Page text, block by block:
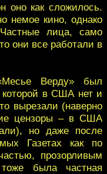
оно как сложилось.
немое кино, однако
лица, само
они все работали в
Верду» был
в США нет и
вырезали (наверно
цензоры – в США
но даже после
Газетах как по
прозорливым
была частная